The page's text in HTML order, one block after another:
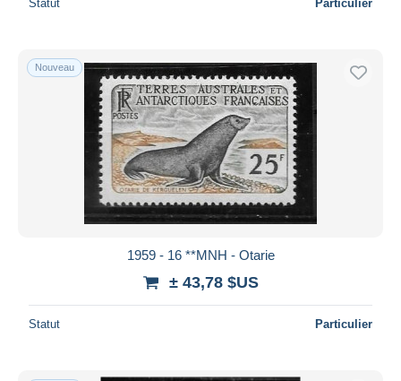
Statut Particulier
Nouveau
1959 - 16 **MNH - Otarie
± 43,78 $US
Statut Particulier